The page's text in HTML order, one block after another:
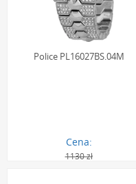
Police PL16027BS.04M
Cena:
1130 zł